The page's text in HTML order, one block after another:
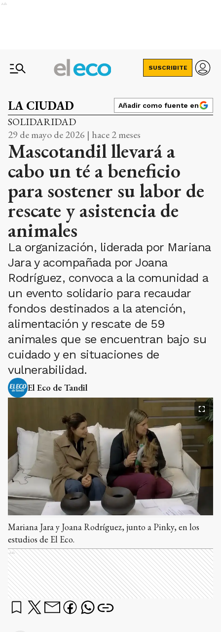
Ads
SUSCRIBITE
LA CIUDAD Añadir como fuente en
SOLIDARIDAD
29 de mayo de 2026 | hace 2 meses
Mascotandil llevará a
cabo un té a beneficio
para sostener su labor de
rescate y asistencia de
animales
La organización, liderada por Mariana
Jara y acompañada por Joana
Rodríguez, convoca a la comunidad a
un evento solidario para recaudar
fondos destinados a la atención,
alimentación y rescate de 59
animales que se encuentran bajo su
cuidado y en situaciones de
vulnerabilidad.
El Eco de Tandil
Mariana Jara y Joana Rodríguez, junto a Pinky, en los
estudios de El Eco.
Ads